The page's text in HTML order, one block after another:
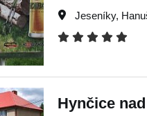
Jeseníky,
Hynčice